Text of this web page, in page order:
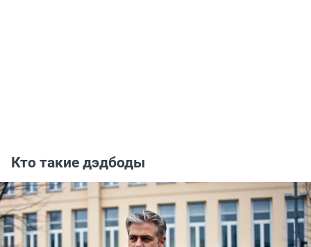
Кто такие дэдбоды